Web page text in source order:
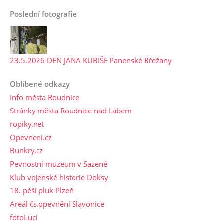
Poslední fotografie
23.5.2026 DEN JANA KUBIŠE Panenské Břežany
Oblíbené odkazy
Info města Roudnice
Stránky města Roudnice nad Labem
ropiky.net
Opevneni.cz
Bunkry.cz
Pevnostní muzeum v Sazené
Klub vojenské historie Doksy
18. pěší pluk Plzeň
Areál čs.opevnění Slavonice
fotoLuci